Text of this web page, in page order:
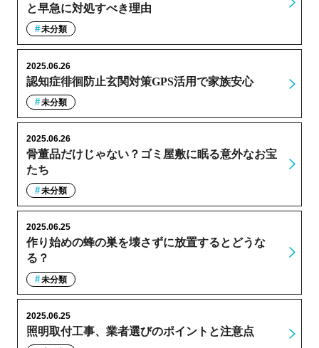
と早急に対処すべき理由
未分類
認知症徘徊防止玄関対策GPS活用で家族安心
2025.06.26
未分類
骨董品だけじゃない？ゴミ屋敷に眠る意外なお宝
たち
2025.06.26
未分類
作り始めの蜂の巣を壊さずに放置するとどうな
る？
2025.06.25
未分類
照明取付工事、業者選びのポイントと注意点
2025.06.25